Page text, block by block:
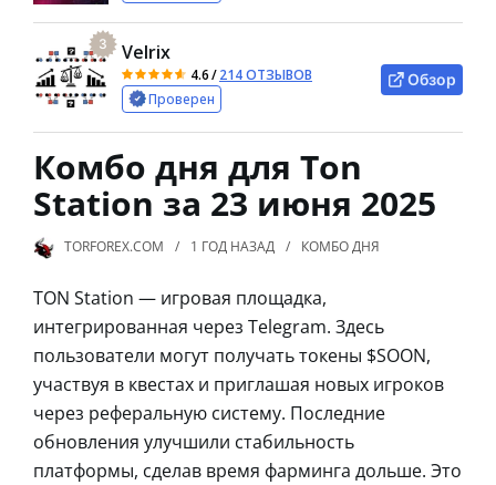
3 Velrix
4.6/214 ОТЗЫВОВ
Проверен
Обзор
Комбо дня для Ton
Station за 23 июня 2025
TORFOREX.COM 1 ГОД НАЗАД КОМБО ДНЯ
TON Station — игровая площадка,
интегрированная через Telegram. Здесь
пользователи могут получать токены $SOON,
участвуя в квестах и приглашая новых игроков
через реферальную систему. Последние
обновления улучшили стабильность
платформы, сделав время фарминга дольше. Это